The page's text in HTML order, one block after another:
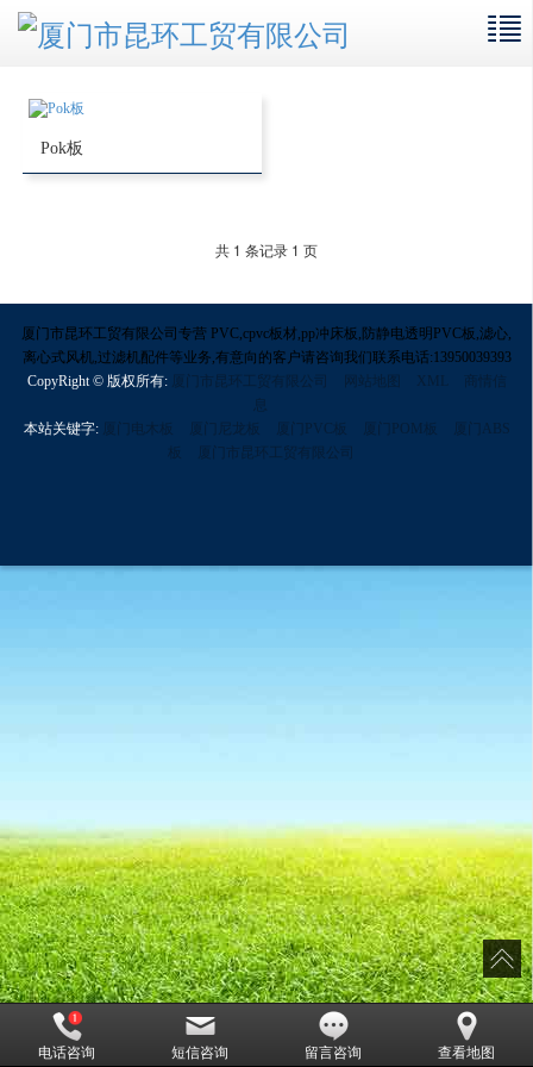
Pok板
共 1 条记录 1 页
厦门市昆环工贸有限公司专营 PVC,cpvc板材,pp冲床板,防静电透明PVC板,滤心,
离心式风机,过滤机配件等业务,有意向的客户请咨询我们联系电话:13950039393
CopyRight © 版权所有: 厦门市昆环工贸有限公司 网站地图 XML
商情信
息
本站关键字: 厦门电木板 厦门尼龙板 厦门PVC板 厦门POM板
厦门ABS
板
厦门市昆环工贸有限公司
电话咨询 短信咨询 留言咨询 查看地图